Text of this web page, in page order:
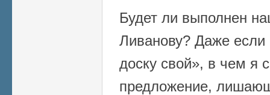
Будет ли выполнен
Ливанову? Даже
доску свой», в чем я
предложение,